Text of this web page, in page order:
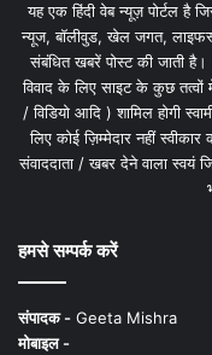
यह एक हिंदी वेब न्यूज़ पोर्टल है
न्यूज, बॉलीवुड, खेल जगत,
संबंधित खबरें पोस्ट की जाती
विवाद के लिए साइट के कुछ तत्वों
/ विडियो आदि ) शामिल होगी
लिए कोई ज़िम्मेदार नहीं
संवाददाता / खबर देने वाला स्वयं
हमसे सम्पर्क करें
संपादक - Geeta Mishra
मोबाइल -